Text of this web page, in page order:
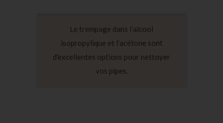
Le trempage dans l’alcool
isopropylique et l’acétone sont
d’excellentes options pour nettoyer
vos pipes.